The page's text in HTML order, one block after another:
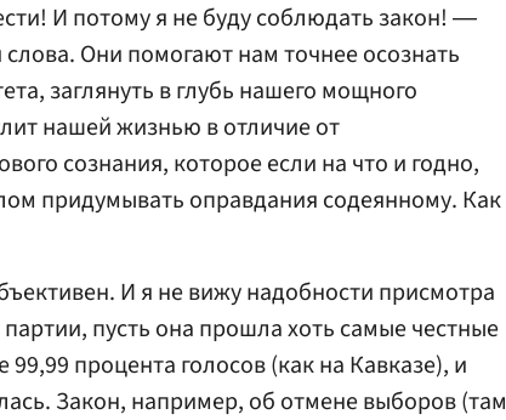
И потому я не буду соблюдать закон! ―
Они помогают нам точнее осознать
заглянуть в глубь нашего мощного
нашей жизнью в отличие от
сознания, которое если на что и годно,
придумывать оправдания содеянному. Как
И я не вижу надобности присмотра
пусть она прошла хоть самые честные
процента голосов (как на Кавказе), и
Закон, например, об отмене выборов (там